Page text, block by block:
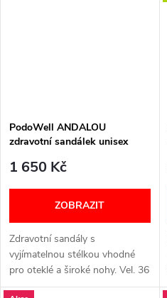
PodoWell ANDALOU
zdravotní sandálek unisex
1 650 Kč
ZOBRAZIT
Zdravotní sandály s
vyjímatelnou stélkou vhodné
pro oteklé a široké nohy. Vel. 36
- 46. Šířka: K (extra široká)